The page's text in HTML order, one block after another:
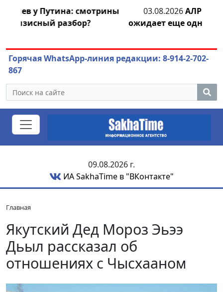
03.08.2026АЛРОСА ушла в минус и
ожидает еще одного финансового удара
Горячая WhatsApp-линия редакции: 8-914-2-702-
867
09.08.2026 г.
ИА SakhaTime в "ВКонтакте"
Главная
Якутский Дед Мороз Эьээ
Дьыл рассказал об
отношениях с Чысхааном